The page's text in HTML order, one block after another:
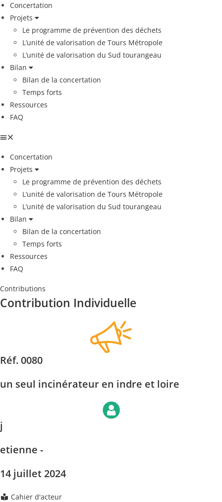
Concertation
Projets
Le programme de prévention des déchets
L’unité de valorisation de Tours Métropole
L’unité de valorisation du Sud tourangeau
Bilan
Bilan de la concertation
Temps forts
Ressources
FAQ
Concertation
Projets
Le programme de prévention des déchets
L’unité de valorisation de Tours Métropole
L’unité de valorisation du Sud tourangeau
Bilan
Bilan de la concertation
Temps forts
Ressources
FAQ
Contributions
Contribution Individuelle
Réf. 0080
un seul incinérateur en indre et loire
j
etienne -
14 juillet 2024
Cahier d'acteur